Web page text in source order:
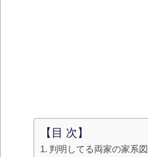
【目 次】
判明してる両家の家系図